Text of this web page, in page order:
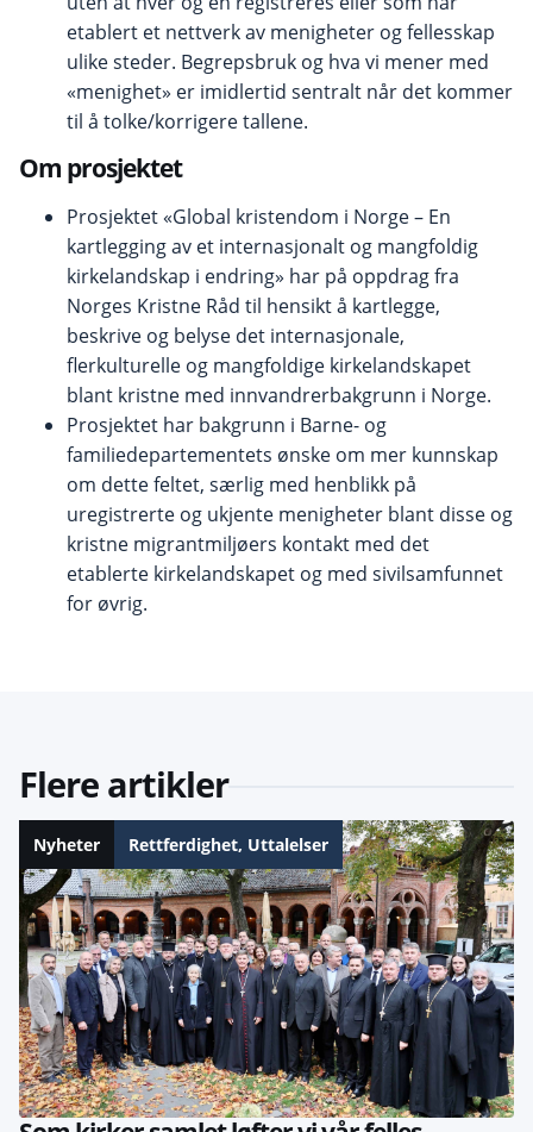
etablert et nettverk av menigheter og fellesskap
ulike steder. Begrepsbruk og hva vi mener med
«menighet» er imidlertid sentralt når det kommer
til å tolke/korrigere tallene.
Om prosjektet
Prosjektet «Global kristendom i Norge – En
kartlegging av et internasjonalt og mangfoldig
kirkelandskap i endring» har på oppdrag fra
Norges Kristne Råd til hensikt å kartlegge,
beskrive og belyse det internasjonale,
flerkulturelle og mangfoldige kirkelandskapet
blant kristne med innvandrerbakgrunn i Norge.
Prosjektet har bakgrunn i Barne- og
familiedepartementets ønske om mer kunnskap
om dette feltet, særlig med henblikk på
uregistrerte og ukjente menigheter blant disse og
kristne migrantmiljøers kontakt med det
etablerte kirkelandskapet og med sivilsamfunnet
for øvrig.
Flere artikler
Nyheter Rettferdighet, Uttalelser